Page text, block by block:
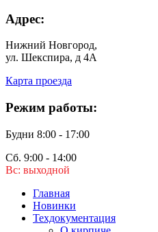
Адрес:
Нижний Новгород,
ул. Шекспира, д 4А
Карта проезда
Режим работы:
Будни 8:00 - 17:00
Сб. 9:00 - 14:00
Вс: выходной
Главная
Новинки
Техдокументация